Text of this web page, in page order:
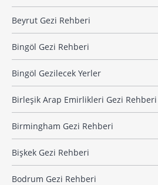
Beyrut Gezi Rehberi
Bingöl Gezi Rehberi
Bingöl Gezilecek Yerler
Birleşik Arap Emirlikleri Gezi Rehberi
Birmingham Gezi Rehberi
Bişkek Gezi Rehberi
Bodrum Gezi Rehberi